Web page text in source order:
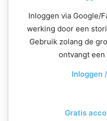
Inloggen via Google/
werking door een
Gebruik zolang de
ontvangt
Inloggen
Gratis